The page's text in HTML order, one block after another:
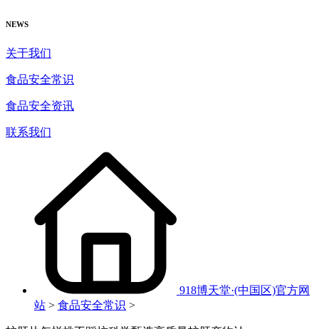
NEWS
关于我们
食品安全常识
食品安全资讯
联系我们
918博天堂·(中国区)官方网
站 > 食品安全常识 >